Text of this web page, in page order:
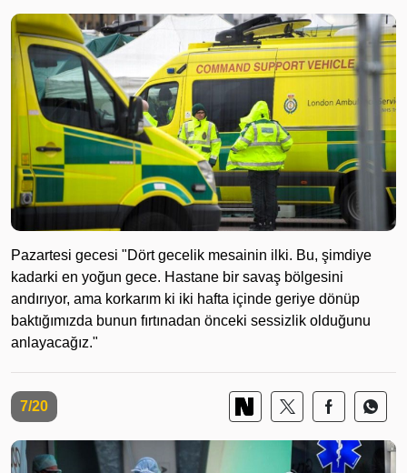
Pazartesi gecesi "Dört gecelik mesainin ilki. Bu, şimdiye
kadarki en yoğun gece. Hastane bir savaş bölgesini
andırıyor, ama korkarım ki iki hafta içinde geriye dönüp
baktığımızda bunun fırtınadan önceki sessizlik olduğunu
anlayacağız."
7/20